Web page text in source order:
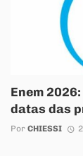
Enem
datas das
Por CHIESSI